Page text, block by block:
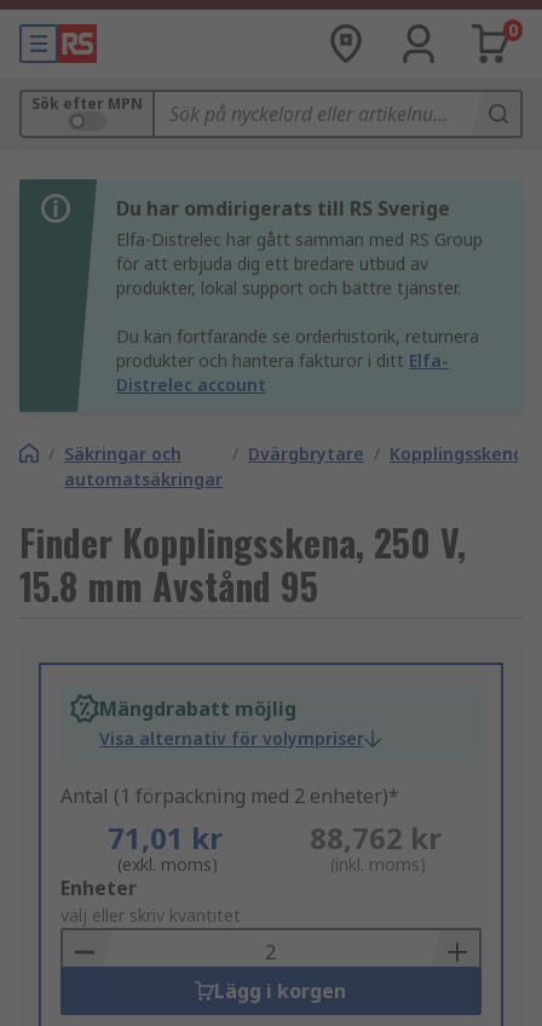
0
Sök efter MPN
Du har omdirigerats till RS Sverige
Elfa-Distrelec har gått samman med RS Group
för att erbjuda dig ett bredare utbud av
produkter, lokal support och bättre tjänster.
Du kan fortfarande se orderhistorik, returnera
produkter och hantera fakturor i ditt Elfa-
Distrelec account
/ Säkringar och
automatsäkringar
/ Dvärgbrytare / Kopplingsskenor
Finder Kopplingsskena, 250 V,
15.8 mm Avstånd 95
Mängdrabatt möjlig
Visa alternativ för volympriser
Antal (1 förpackning med 2 enheter)*
71,01 kr
(exkl. moms)
88,762 kr
(inkl. moms)
Add
to
Basket
Enheter
välj eller skriv kvantitet
Lägg i korgen